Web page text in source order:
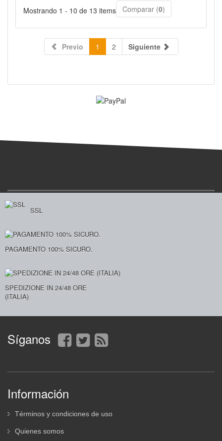
Comparar (0)
Mostrando 1 - 10 de 13 items
Previo 1 2 Siguiente
SSL
PAGAMENTO 100% SICURO.
SPEDIZIONE IN 24/48 ORE
(ITALIA)
Síganos
Información
Términos y condiciones de uso
Quienes somos